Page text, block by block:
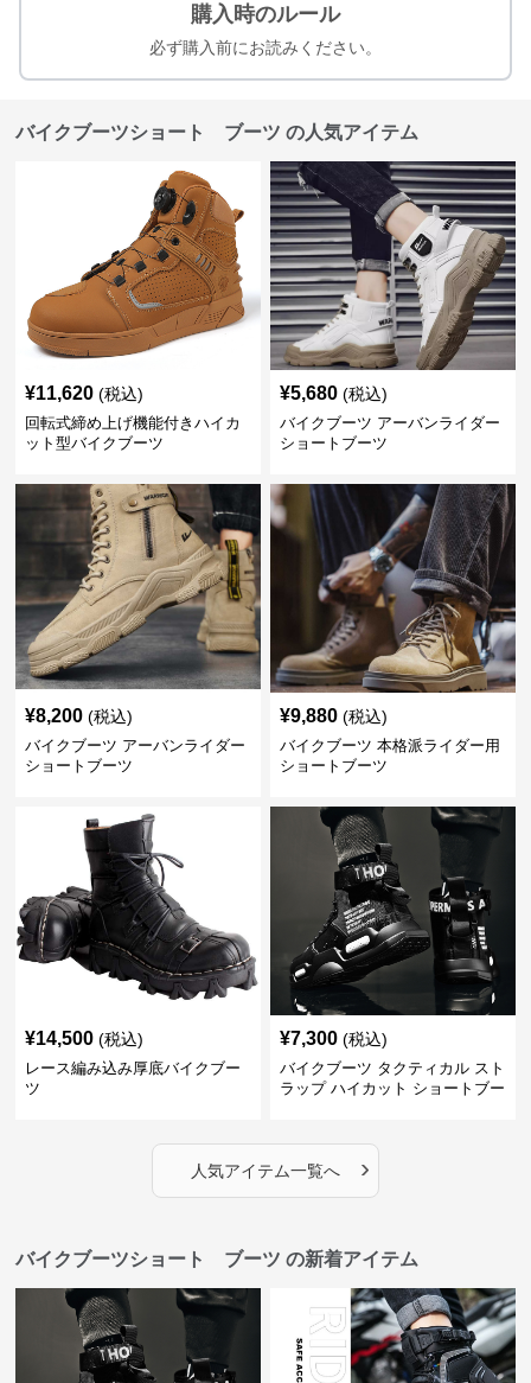
購入時のルール
必ず購入前にお読みください。
バイクブーツショート ブーツ の人気アイテム
¥11,620 (税込)
回転式締め上げ機能付きハイカ
ット型バイクブーツ
¥5,680 (税込)
バイクブーツ アーバンライダー
ショートブーツ
¥8,200 (税込)
バイクブーツ アーバンライダー
ショートブーツ
¥9,880 (税込)
バイクブーツ 本格派ライダー用
ショートブーツ
¥14,500 (税込)
レース編み込み厚底バイクブー
ツ
¥7,300 (税込)
バイクブーツ タクティカル スト
ラップ ハイカット ショートブー
人気アイテム一覧へ ›
バイクブーツショート ブーツ の新着アイテム